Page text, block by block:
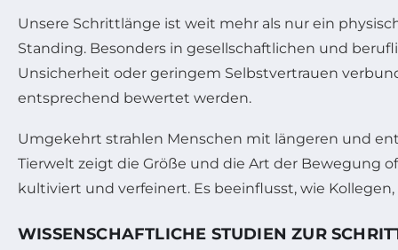
Unsere Schrittlänge ist weit mehr als nur ein
Standing. Besonders in gesellschaftlichen und
Unsicherheit oder geringem Selbstvertrauen
entsprechend bewertet werden.
Umgekehrt strahlen Menschen mit längeren und
Tierwelt zeigt die Größe und die Art der Bewegung
kultiviert und verfeinert. Es beeinflusst, wie
WISSENSCHAFTLICHE STUDIEN ZUR